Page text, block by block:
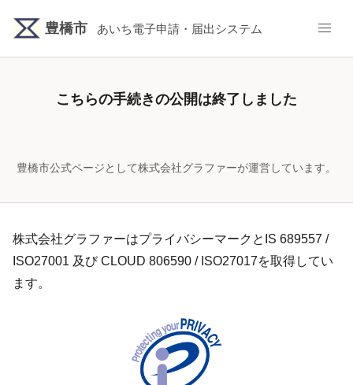
豊橋市 あいち電子申請・届出システム
こちらの手続きの公開は終了しました
豊橋市公式ページとして株式会社グラファーが運営しています。
株式会社グラファーはプライバシーマークとIS 689557 /
ISO27001 及び CLOUD 806590 / ISO27017を取得してい
ます。